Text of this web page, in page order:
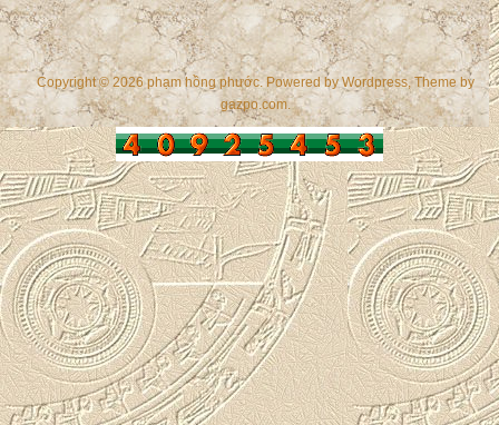
Copyright © 2026 phạm hồng phước. Powered byWordpress, Theme by
gazpo.com.